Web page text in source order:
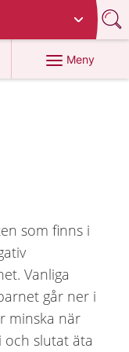
Meny
som finns i
Vanliga
går ner i
minska när
slutat äta